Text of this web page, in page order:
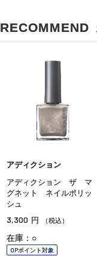
RECOMMEND
アディクション
アディクション ザ マ
グネット ネイルポリッ
シュ
3,300 円 （税込）
在庫：○
OPポイント対象